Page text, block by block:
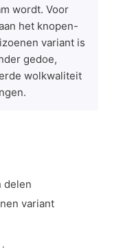
wordt. Voor
het knopen-
variant is
gedoe,
wolkwaliteit
delen
variant